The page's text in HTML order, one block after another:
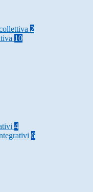
2
10
4
6